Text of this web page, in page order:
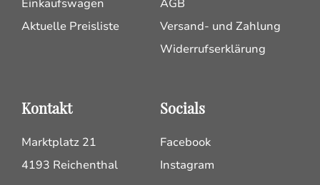
Einkaufswagen
Aktuelle Preisliste
AGB
Versand- und Zahlung
Widerrufserklärung
Kontakt
Marktplatz 21
4193 Reichenthal
Socials
Facebook
Instagram